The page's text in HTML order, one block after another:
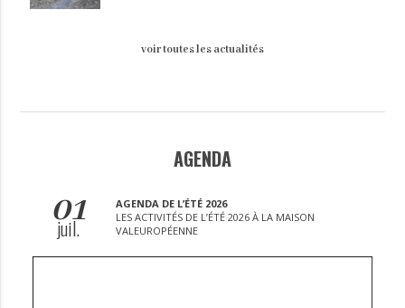
voir toutes les actualités
AGENDA
01
juil.
AGENDA DE L’ÉTÉ 2026
LES ACTIVITÉS DE L’ÉTÉ 2026 À LA MAISON
VALEUROPÉENNE